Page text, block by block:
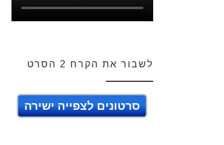
לשבור את הקרח 2 הסרט
סרטונים לצפייה ישירה